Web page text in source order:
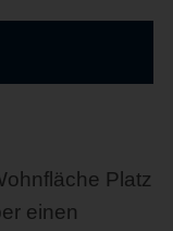
Platz
einen